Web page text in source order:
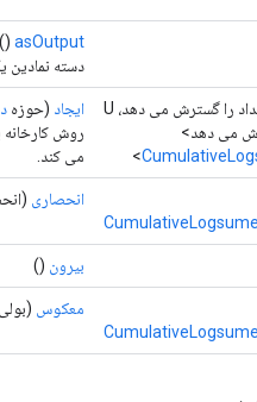
asOutput
()
دسته نمادین
static <T تعداد را گسترش می دهد، U
می دهد>
ایجاد (حوزه
می کند.
انحصاری
بیرون ()
معکوس